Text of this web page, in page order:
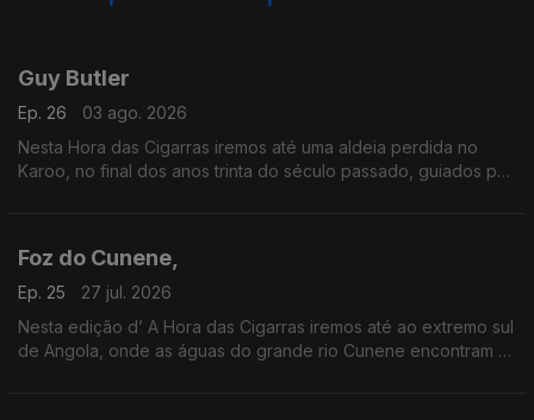
Guy Butler
Ep. 26
03 ago. 2026
Nesta Hora das Cigarras iremos até uma aldeia perdida no
Karoo, no final dos anos trinta do século passado, guiados por
Foz do Cunene,
Ep. 25
27 jul. 2026
Nesta edição d’ A Hora das Cigarras iremos até ao extremo sul
de Angola, onde as águas do grande rio Cunene encontram as